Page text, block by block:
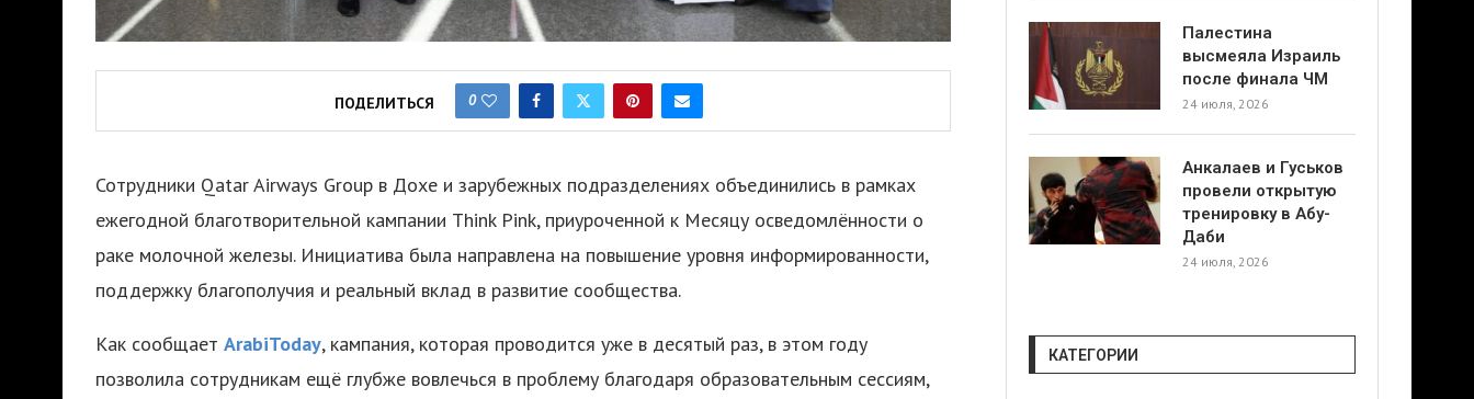
ПОДЕЛИТЬСЯ 0
Сотрудники Qatar Airways Group в Дохе и зарубежных подразделениях объединились в рамках
ежегодной благотворительной кампании Think Pink, приуроченной к Месяцу осведомлённости о
раке молочной железы. Инициатива была направлена на повышение уровня информированности,
поддержку благополучия и реальный вклад в развитие сообщества.
Как сообщает ArabiToday, кампания, которая проводится уже в десятый раз, в этом году
позволила сотрудникам ещё глубже вовлечься в проблему благодаря образовательным сессиям,
Палестина
высмеяла Израиль
после финала ЧМ
24 июля, 2026
Анкалаев и Гуськов
провели открытую
тренировку в Абу-
Даби
24 июля, 2026
КАТЕГОРИИ